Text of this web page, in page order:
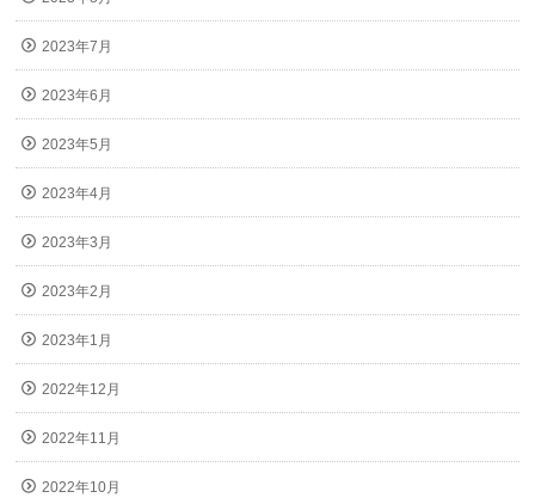
2023年7月
2023年6月
2023年5月
2023年4月
2023年3月
2023年2月
2023年1月
2022年12月
2022年11月
2022年10月